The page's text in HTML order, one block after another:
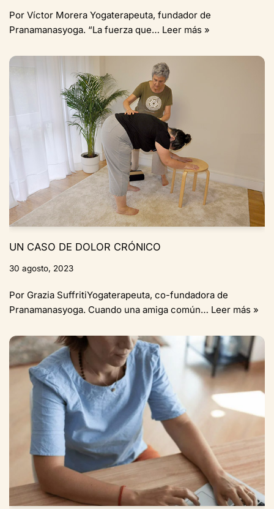
Por Víctor Morera Yogaterapeuta, fundador de
Pranamanasyoga. “La fuerza que… Leer más »
UN CASO DE DOLOR CRÓNICO
30 agosto, 2023
Por Grazia SuffritiYogaterapeuta, co-fundadora de
Pranamanasyoga. Cuando una amiga común… Leer más »